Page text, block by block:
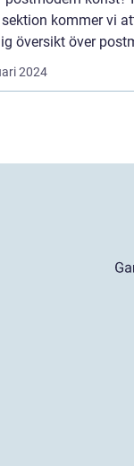
kommer vi
översikt över
2024